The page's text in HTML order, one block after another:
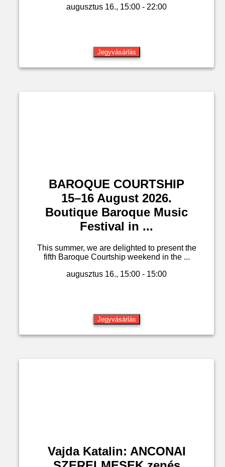
augusztus 16., 15:00 - 22:00
Jegyvásárlás
BAROQUE COURTSHIP
15–16 August 2026.
Boutique Baroque Music
Festival in ...
This summer, we are delighted to present the
fifth Baroque Courtship weekend in the ...
augusztus 16., 15:00 - 15:00
Jegyvásárlás
Vajda Katalin: ANCONAI